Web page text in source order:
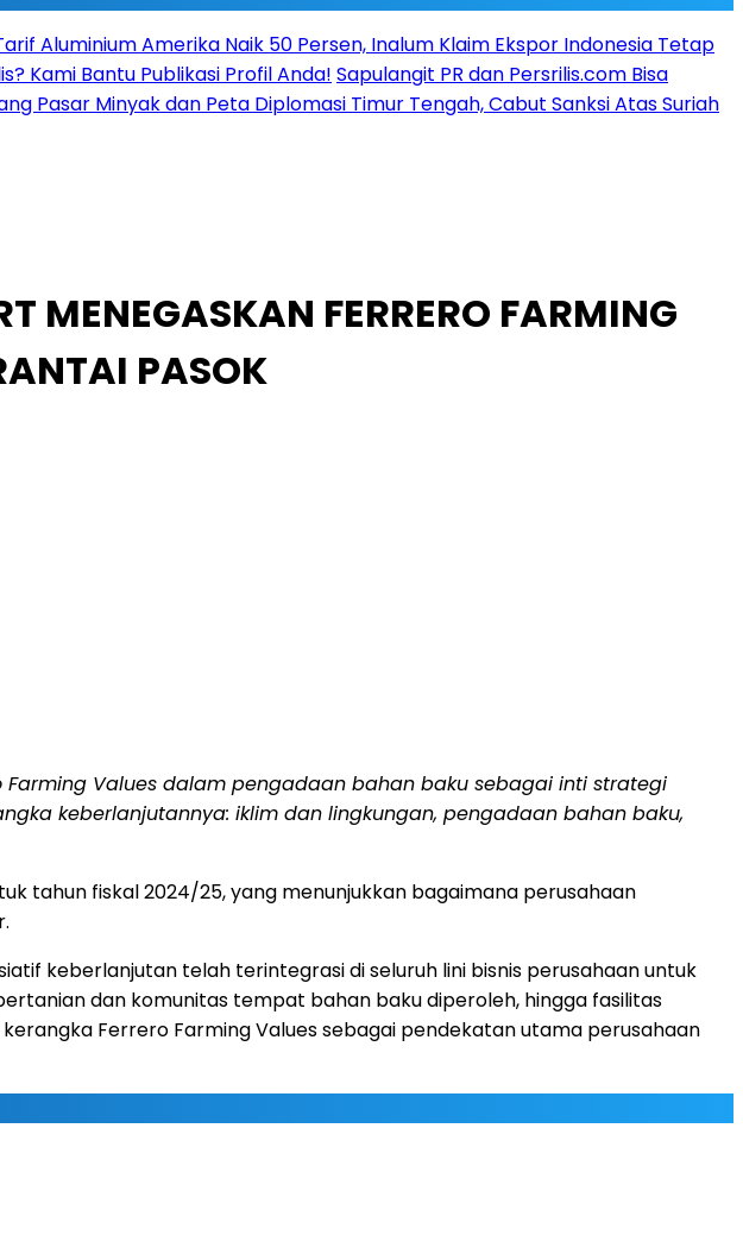
Aluminium Amerika Naik 50 Persen, Inalum Klaim Ekspor Indonesia Tetap
Kami Bantu Publikasi Profil Anda! Sapulangit PR dan Persrilis.com Bisa
Pasar Minyak dan Peta Diplomasi Timur Tengah, Cabut Sanksi Atas Suriah
MENEGASKAN FERRERO FARMING
PASOK
Values dalam pengadaan bahan baku sebagai inti strategi
keberlanjutannya: iklim dan lingkungan, pengadaan bahan baku,
tahun fiskal 2024/25, yang menunjukkan bagaimana perusahaan
keberlanjutan telah terintegrasi di seluruh lini bisnis perusahaan untuk
dan komunitas tempat bahan baku diperoleh, hingga fasilitas
Ferrero Farming Values sebagai pendekatan utama perusahaan